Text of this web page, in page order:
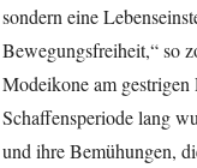
sondern eine
Bewegungsfreiheit,“ so
Modeikone am
Schaffensperiode lang
und ihre Bemühungen,